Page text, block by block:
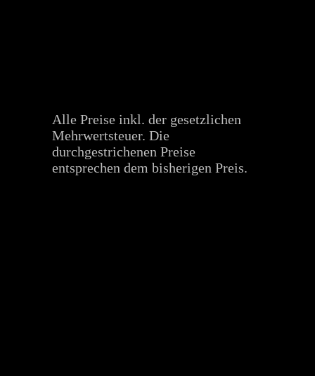
Alle Preise inkl. der gesetzlichen
Mehrwertsteuer. Die
durchgestrichenen Preise
entsprechen dem bisherigen Preis.